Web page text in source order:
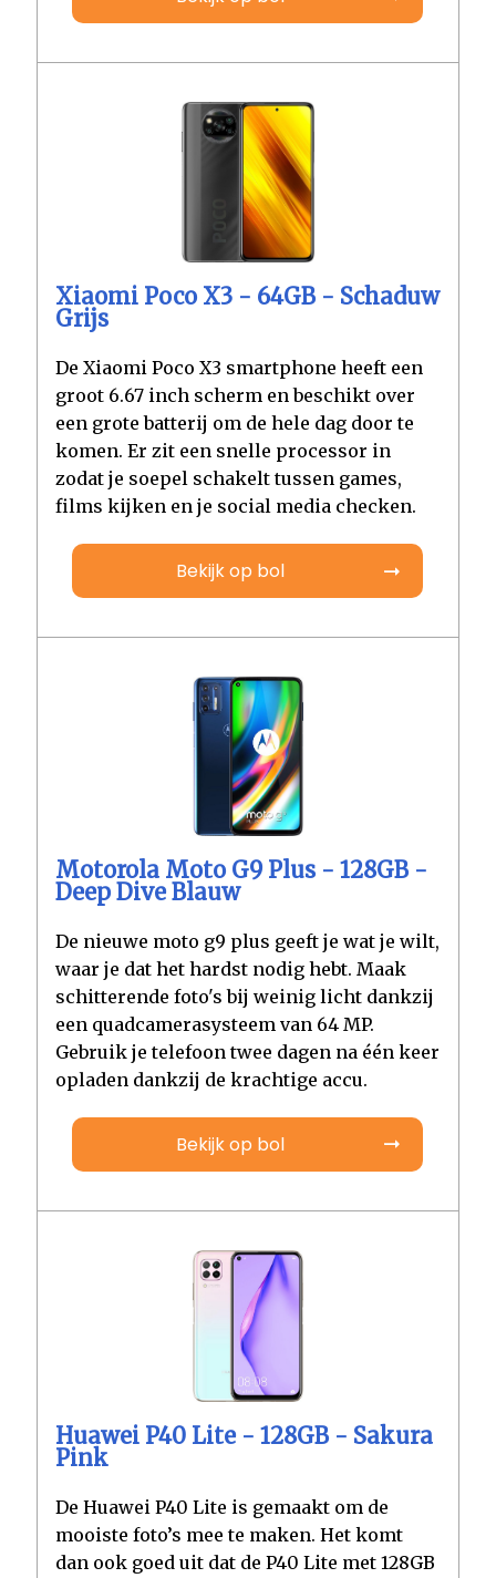
Xiaomi Poco X3 - 64GB - Schaduw
Grijs
De Xiaomi Poco X3 smartphone heeft een
groot 6.67 inch scherm en beschikt over
een grote batterij om de hele dag door te
komen. Er zit een snelle processor in
zodat je soepel schakelt tussen games,
films kijken en je social media checken.
Bekijk op bol
Motorola Moto G9 Plus - 128GB -
Deep Dive Blauw
De nieuwe moto g9 plus geeft je wat je wilt,
waar je dat het hardst nodig hebt. Maak
schitterende foto's bij weinig licht dankzij
een quadcamerasysteem van 64 MP.
Gebruik je telefoon twee dagen na één keer
opladen dankzij de krachtige accu.
Bekijk op bol
Huawei P40 Lite - 128GB - Sakura
Pink
De Huawei P40 Lite is gemaakt om de
mooiste foto’s mee te maken. Het komt
dan ook goed uit dat de P40 Lite met 128GB